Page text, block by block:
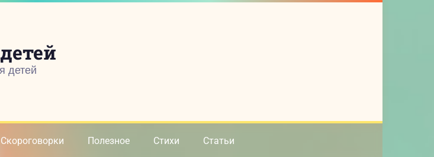
детей
Скороговорки Полезное Стихи Статьи